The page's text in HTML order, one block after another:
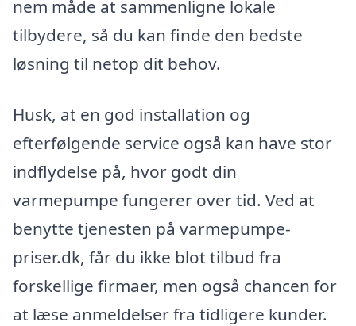
nem måde at sammenligne lokale
tilbydere, så du kan finde den bedste
løsning til netop dit behov.
Husk, at en god installation og
efterfølgende service også kan have stor
indflydelse på, hvor godt din
varmepumpe fungerer over tid. Ved at
benytte tjenesten på varmepumpe-
priser.dk, får du ikke blot tilbud fra
forskellige firmaer, men også chancen for
at læse anmeldelser fra tidligere kunder.